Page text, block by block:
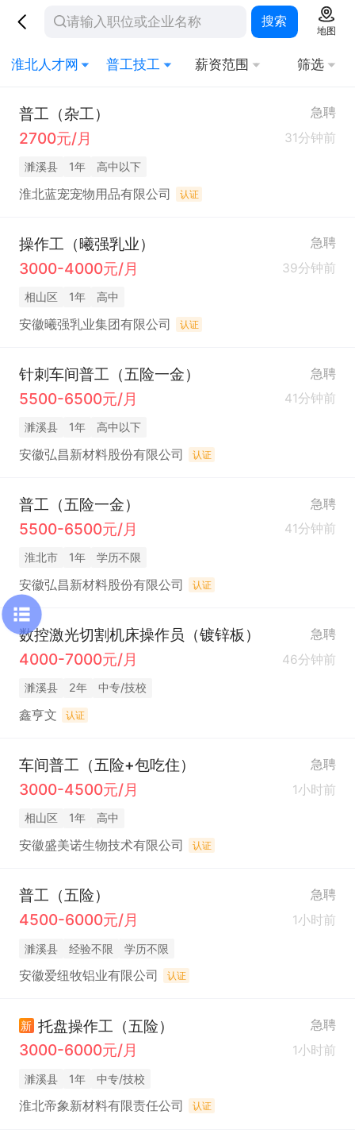
搜索
地图
淮北人才网 普工技工 薪资范围 筛选
普工（杂工） 急聘
2700元/月 31分钟前
濉溪县 1年 高中以下
淮北蓝宠宠物用品有限公司 认证
操作工（曦强乳业） 急聘
3000-4000元/月 39分钟前
相山区 1年 高中
安徽曦强乳业集团有限公司 认证
针刺车间普工（五险一金） 急聘
5500-6500元/月 41分钟前
濉溪县 1年 高中以下
安徽弘昌新材料股份有限公司 认证
普工（五险一金） 急聘
5500-6500元/月 41分钟前
淮北市 1年 学历不限
安徽弘昌新材料股份有限公司 认证
数控激光切割机床操作员（镀锌板） 急聘
4000-7000元/月 46分钟前
濉溪县 2年 中专/技校
鑫亨文 认证
车间普工（五险+包吃住） 急聘
3000-4500元/月 1小时前
相山区 1年 高中
安徽盛美诺生物技术有限公司 认证
普工（五险） 急聘
4500-6000元/月 1小时前
濉溪县 经验不限 学历不限
安徽爱纽牧铝业有限公司 认证
新 托盘操作工（五险） 急聘
3000-6000元/月 1小时前
濉溪县 1年 中专/技校
淮北帝象新材料有限责任公司 认证